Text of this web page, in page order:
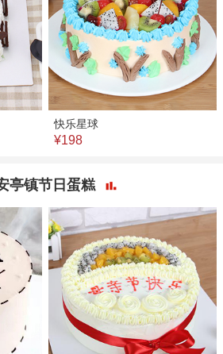
快乐星球
¥198
亭镇节日蛋糕